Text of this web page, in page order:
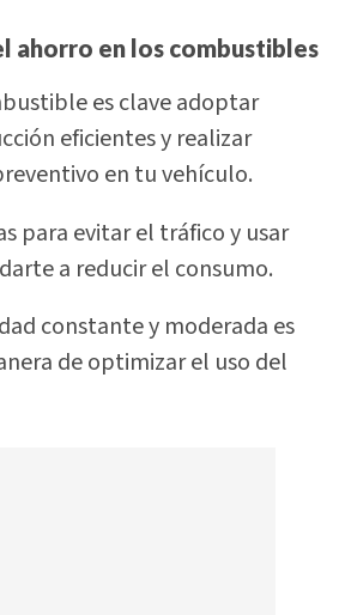
ahorro en los combustibles
es clave adoptar
eficientes y realizar
en tu vehículo.
para evitar el tráfico y usar
a reducir el consumo.
constante y moderada es
de optimizar el uso del